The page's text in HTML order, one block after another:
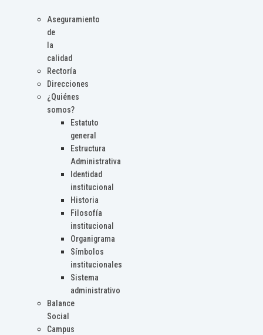
Aseguramiento
de
la
calidad
Rectoría
Direcciones
¿Quiénes
somos?
Estatuto
general
Estructura
Administrativa
Identidad
institucional
Historia
Filosofía
institucional
Organigrama
Símbolos
institucionales
Sistema
administrativo
Balance
Social
Campus